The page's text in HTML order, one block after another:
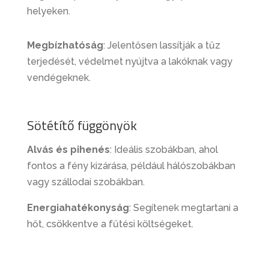
helyeken.
Megbízhatóság: Jelentősen lassítják a tűz
terjedését, védelmet nyújtva a lakóknak vagy
vendégeknek.
Sötétítő függönyök
Alvás és pihenés: Ideális szobákban, ahol
fontos a fény kizárása, például hálószobákban
vagy szállodai szobákban.
Energiahatékonyság: Segítenek megtartani a
hőt, csökkentve a fűtési költségeket.